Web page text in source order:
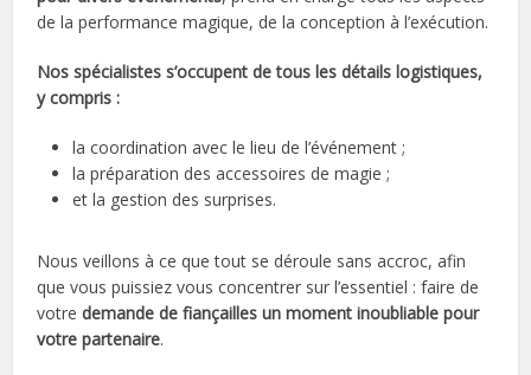
de la performance magique, de la conception à l’exécution.
Nos spécialistes s’occupent de tous les détails logistiques,
y compris :
la coordination avec le lieu de l’événement ;
la préparation des accessoires de magie ;
et la gestion des surprises.
Nous veillons à ce que tout se déroule sans accroc, afin
que vous puissiez vous concentrer sur l’essentiel : faire de
votredemande de fiançailles un moment inoubliable pour
votre partenaire.